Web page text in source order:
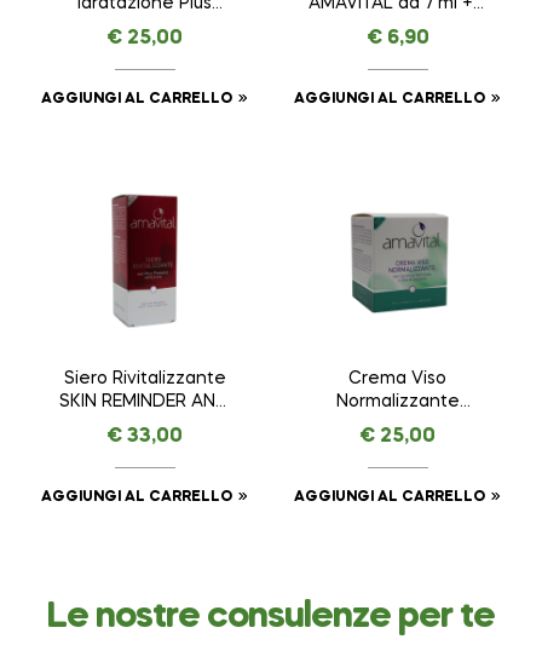
Idratazione Plus
ESSENTIAL –
AMAVITAL da 50 ml
€ 25,00
AGGIUNGI AL CARRELLO
AMAVITAL da 7 ml + 7
ml
€6,90
AGGIUNGI AL CARRELLO
Siero Rivitalizzante
SKIN REMINDER ANTI
AGE PREMIUM –
AMAVITAL da 30 ml
€ 33,00
AGGIUNGI AL CARRELLO
Crema Viso
Normalizzante
AMAVITAL da 50 ml
€ 25,00
AGGIUNGI AL CARRELLO
Le nostre consulenze per te